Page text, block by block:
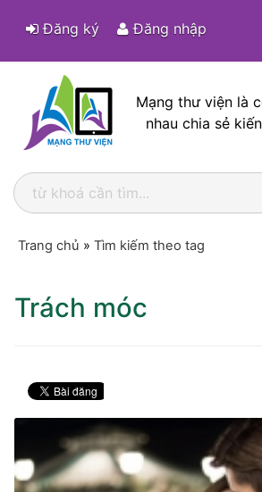
Đăng ký Đăng nhập
Mạng thư viện là
nhau chia sẻ
Trang chủ » Tìm kiếm theo tag
Trách móc